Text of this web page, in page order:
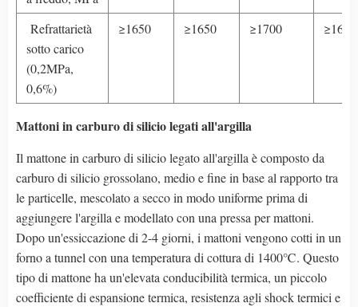
Refrattarietà
sotto carico
(0,2MPa,
0,6%)
≥1650 ≥1650 ≥1700 ≥1600
Mattoni in carburo di silicio legati all'argilla
Il mattone in carburo di silicio legato all'argilla è composto da
carburo di silicio grossolano, medio e fine in base al rapporto tra
le particelle, mescolato a secco in modo uniforme prima di
aggiungere l'argilla e modellato con una pressa per mattoni.
Dopo un'essiccazione di 2-4 giorni, i mattoni vengono cotti in un
forno a tunnel con una temperatura di cottura di 1400℃. Questo
tipo di mattone ha un'elevata conducibilità termica, un piccolo
coefficiente di espansione termica, resistenza agli shock termici e